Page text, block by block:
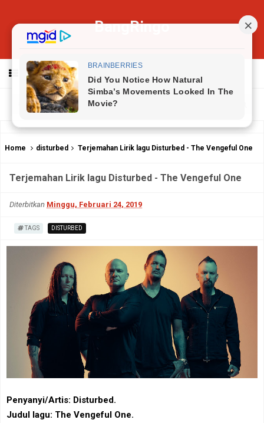
BangRingo
MENU
Home disturbed Terjemahan Lirik lagu Disturbed - The Vengeful One
Terjemahan Lirik lagu Disturbed - The Vengeful One
Diterbitkan Minggu, Februari 24, 2019
TAGS DISTURBED
Penyanyi/Artis: Disturbed.
Judul lagu: The Vengeful One.